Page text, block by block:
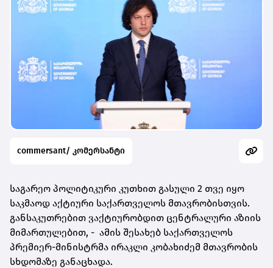
commersant/ კომერსანტი
საგარეო პოლიტიკური კუთხით გასული 2 თვე იყო
საკმაოდ აქტიური საქართველოს მთავრობისთვის.
განსაკუთრებით ვაქტიურობდით ცენტრალური აზიის
მიმართულებით, - ამის შესახებ საქართველოს
პრემიერ-მინისტრმა ირაკლი კობახიძემ მთავრობის
სხდომაზე განაცხადა.